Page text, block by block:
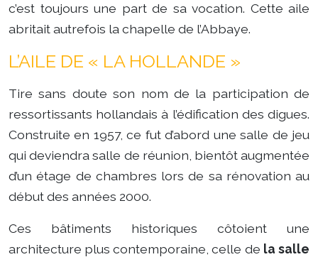
c’est toujours une part de sa vocation. Cette aile
abritait autrefois la chapelle de l’Abbaye.
L’AILE DE « LA HOLLANDE »
Tire sans doute son nom de la participation de
ressortissants hollandais à l’édification des digues.
Construite en 1957, ce fut d’abord une salle de jeu
qui deviendra salle de réunion, bientôt augmentée
d’un étage de chambres lors de sa rénovation au
début des années 2000.
Ces bâtiments historiques côtoient une
architecture plus contemporaine, celle de la salle